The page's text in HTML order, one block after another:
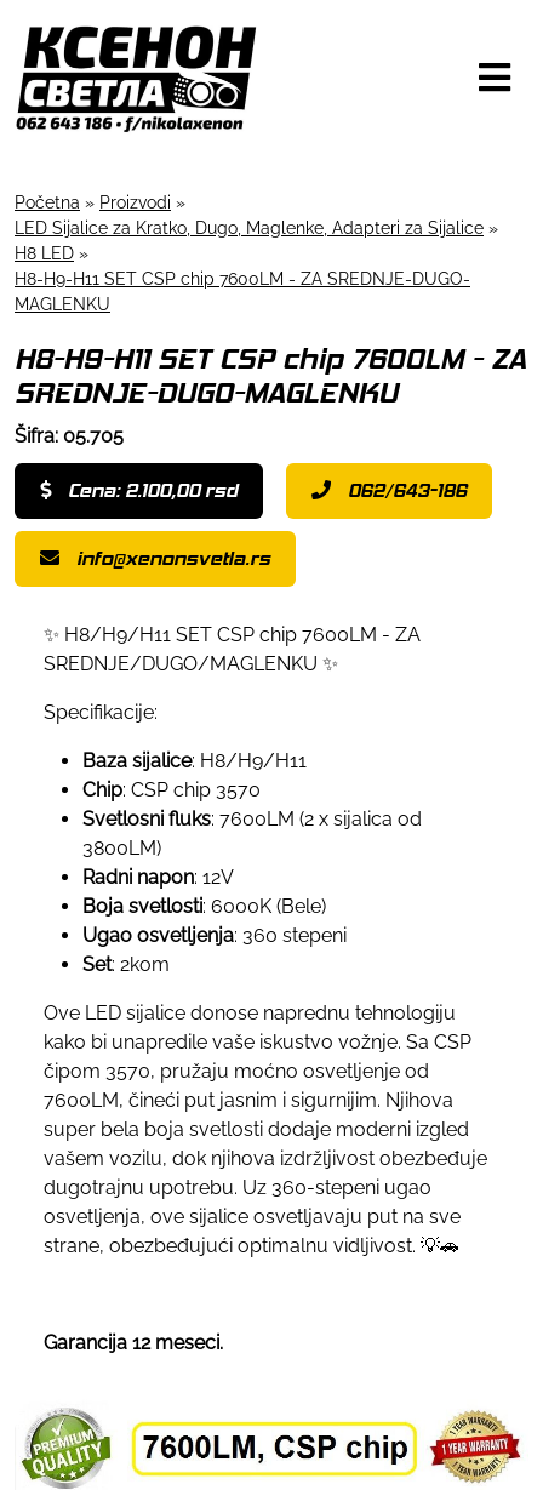
Početna » Proizvodi »
LED Sijalice za Kratko, Dugo, Maglenke, Adapteri za Sijalice »
H8 LED »
H8-H9-H11 SET CSP chip 7600LM - ZA SREDNJE-DUGO-
MAGLENKU
H8-H9-H11 SET CSP chip 7600LM - ZA
SREDNJE-DUGO-MAGLENKU
Šifra: 05.705
Cena: 2.100,00 rsd 062/643-186
info@xenonsvetla.rs
✨ H8/H9/H11 SET CSP chip 7600LM - ZA
SREDNJE/DUGO/MAGLENKU ✨
Specifikacije:
Baza sijalice: H8/H9/H11
Chip: CSP chip 3570
Svetlosni fluks: 7600LM (2 x sijalica od
3800LM)
Radni napon: 12V
Boja svetlosti: 6000K (Bele)
Ugao osvetljenja: 360 stepeni
Set: 2kom
Ove LED sijalice donose naprednu tehnologiju
kako bi unapredile vaše iskustvo vožnje. Sa CSP
čipom 3570, pružaju moćno osvetljenje od
7600LM, čineći put jasnim i sigurnijim. Njihova
super bela boja svetlosti dodaje moderni izgled
vašem vozilu, dok njihova izdržljivost obezbeđuje
dugotrajnu upotrebu. Uz 360-stepeni ugao
osvetljenja, ove sijalice osvetljavaju put na sve
strane, obezbeđujući optimalnu vidljivost. 💡🚗
Garancija 12 meseci.